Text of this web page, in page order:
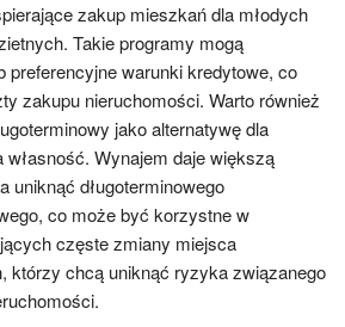
zakup mieszkań dla młodych
Takie programy mogą
preferencyjne warunki kredytowe, co
zakupu nieruchomości. Warto również
jako alternatywę dla
Wynajem daje większą
uniknąć długoterminowego
co może być korzystne w
częste zmiany miejsca
którzy chcą uniknąć ryzyka związanego